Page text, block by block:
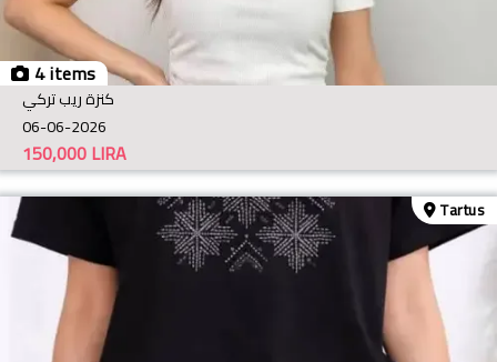
4 items
كنزة ريب تركي
06-06-2026
LIRA
150,000
Tartus